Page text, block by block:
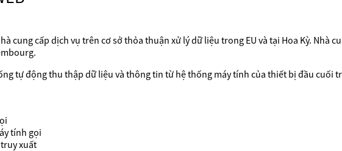
cung cấp dịch vụ trên cơ sở thỏa thuận xử lý dữ liệu trong EU và tại Hoa Kỳ. Nhà
tự động thu thập dữ liệu và thông tin từ hệ thống máy tính của thiết bị đầu cuối
tính gọi
xuất